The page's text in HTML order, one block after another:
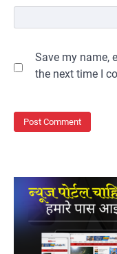
Save my name,
the next time I